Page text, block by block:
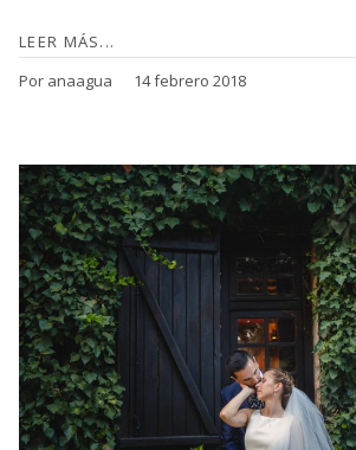
LEER MÁS...
Por anaagua 14 febrero 2018